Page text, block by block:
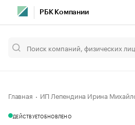
РБК Компании
Главная ИП Лепендина Ирина
ДЕЙСТВУЕТОБНОВЛЕНО